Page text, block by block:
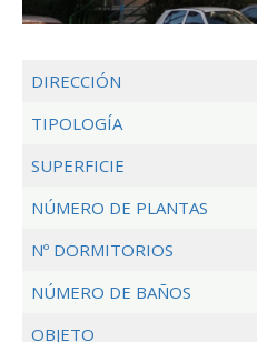
DIRECCIÓN
TIPOLOGÍA
SUPERFICIE
NÚMERO DE PLANTAS
Nº DORMITORIOS
NÚMERO DE BAÑOS
OBJETO